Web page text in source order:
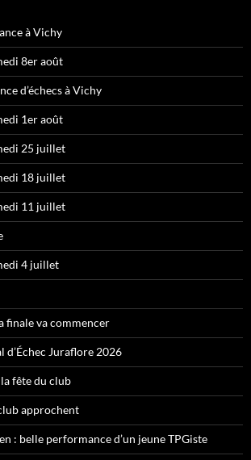
à Vichy
8er août
d’échecs à Vichy
1er août
25 juillet
18 juillet
11 juillet
4 juillet
finale va commencer
Juraflore 2026
fête du club
approchent
: belle performance d’un jeune TPGiste